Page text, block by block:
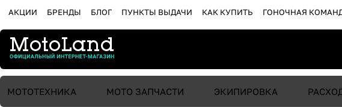
АКЦИИ БРЕНДЫ БЛОГ ПУНКТЫ ВЫДАЧИ КАК КУПИТЬ ГОНОЧНАЯ
МОТОТЕХНИКА МОТО ЗАПЧАСТИ ЭКИПИРОВКА